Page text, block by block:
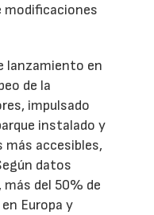
modificaciones
lanzamiento en
de la
impulsado
instalado y
más accesibles,
datos
del 50% de
Europa y